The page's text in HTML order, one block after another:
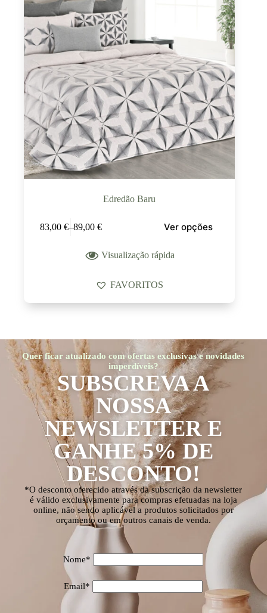
Edredão Baru
83,00 €–89,00 € Ver opções
Visualização rápida
FAVORITOS
Quer ficar atualizado com ofertas exclusivas e novidades
imperdíveis?
SUBSCREVA A
NOSSA
NEWSLETTER E
GANHE 5% DE
DESCONTO!
*O desconto oferecido através da subscrição da newsletter
é válido exclusivamente para compras efetuadas na loja
online, não sendo aplicável a produtos solicitados por
orçamento ou em outros canais de venda.
Nome*
Email*